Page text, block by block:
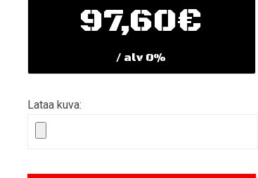
97,60€
/ alv 0%
Lataa kuva: